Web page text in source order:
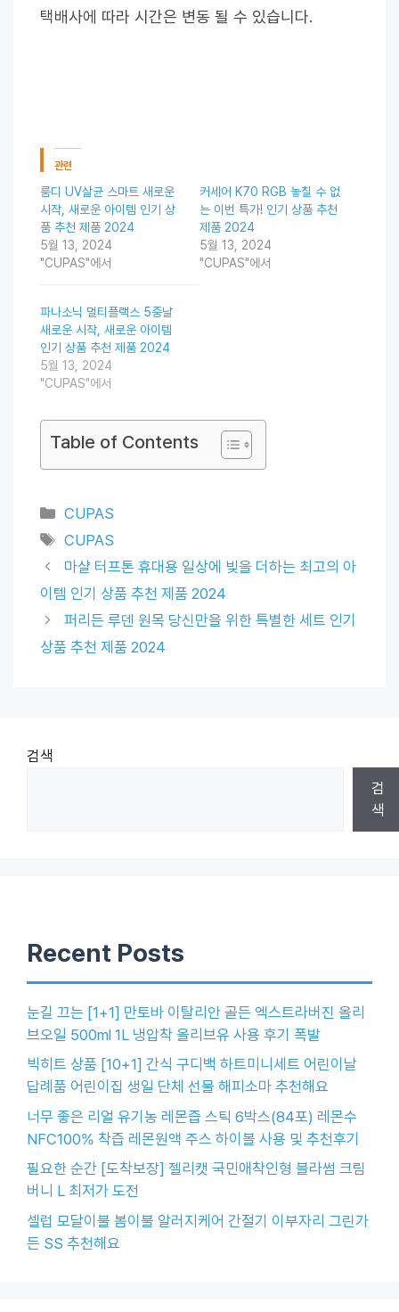
택배사에 따라 시간은 변동 될 수 있습니다.
관련
룸디 UV살균 스마트 새로운
시작, 새로운 아이템 인기 상
품 추천 제품 2024
5월 13, 2024
"CUPAS"에서
커세어 K70 RGB 놓칠 수 없
는 이번 특가! 인기 상품 추천
제품 2024
5월 13, 2024
"CUPAS"에서
파나소닉 멀티플랙스 5중날
새로운 시작, 새로운 아이템
인기 상품 추천 제품 2024
5월 13, 2024
"CUPAS"에서
Table of Contents
Categories
CUPAS
Tags
CUPAS
마샬 터프톤 휴대용 일상에 빛을 더하는 최고의 아
이템 인기 상품 추천 제품 2024
퍼리든 루덴 원목 당신만을 위한 특별한 세트 인기
상품 추천 제품 2024
검색
검
색
Recent Posts
눈길 끄는 [1+1] 만토바 이탈리안 골든 엑스트라버진 올리
브오일 500ml 1L 냉압착 올리브유 사용 후기 폭발
빅히트 상품 [10+1] 간식 구디백 하트미니세트 어린이날
답례품 어린이집 생일 단체 선물 해피소마 추천해요
너무 좋은 리얼 유기농 레몬즙 스틱 6박스(84포) 레몬수
NFC100% 착즙 레몬원액 주스 하이볼 사용 및 추천후기
필요한 순간 [도착보장] 젤리캣 국민애착인형 블라썸 크림
버니 L 최저가 도전
셀럽 모달이불 봄이불 알러지케어 간절기 이부자리 그린가
든 SS 추천해요